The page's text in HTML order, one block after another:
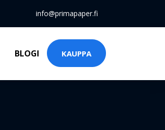
info@primapaper.fi
BLOGI KAUPPA